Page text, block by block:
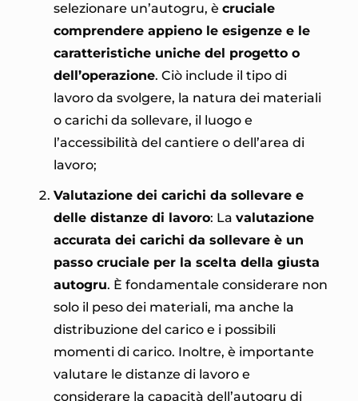
selezionare un’autogru, è cruciale
comprendere appieno le esigenze e le
caratteristiche uniche del progetto o
dell’operazione. Ciò include il tipo di
lavoro da svolgere, la natura dei materiali
o carichi da sollevare, il luogo e
l’accessibilità del cantiere o dell’area di
lavoro;
Valutazione dei carichi da sollevare e
delle distanze di lavoro: La valutazione
accurata dei carichi da sollevare è un
passo cruciale per la scelta della giusta
autogru. È fondamentale considerare non
solo il peso dei materiali, ma anche la
distribuzione del carico e i possibili
momenti di carico. Inoltre, è importante
valutare le distanze di lavoro e
considerare la capacità dell’autogru di